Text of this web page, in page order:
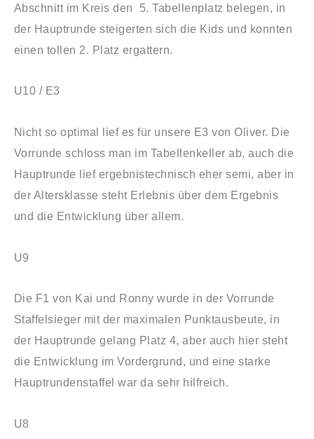
Abschnitt im Kreis den 5. Tabellenplatz belegen, in
der Hauptrunde steigerten sich die Kids und konnten
einen tollen 2. Platz ergattern.
U10 / E3
Nicht so optimal lief es für unsere E3 von Oliver. Die
Vorrunde schloss man im Tabellenkeller ab, auch die
Hauptrunde lief ergebnistechnisch eher semi, aber in
der Altersklasse steht Erlebnis über dem Ergebnis
und die Entwicklung über allem.
U9
Die F1 von Kai und Ronny wurde in der Vorrunde
Staffelsieger mit der maximalen Punktausbeute, in
der Hauptrunde gelang Platz 4, aber auch hier steht
die Entwicklung im Vordergrund, und eine starke
Hauptrundenstaffel war da sehr hilfreich.
U8